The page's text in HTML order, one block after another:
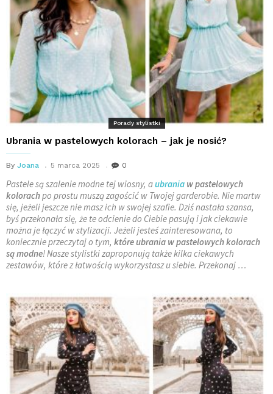
Porady stylistki
Ubrania w pastelowych kolorach – jak je nosić?
By Joana 5 marca 2025 0
Pastele są szalenie modne tej wiosny, aubrania w pastelowych
kolorachpo prostu muszą zagościć w Twojej garderobie. Nie martw
się, jeżeli jeszcze nie masz ich w swojej szafie. Dziś nastała szansa,
byś przekonała się, że te odcienie do Ciebie pasują i jak ciekawie
można je łączyć w stylizacji. Jeżeli jesteś zainteresowana, to
koniecznie przeczytaj o tym, które ubrania w pastelowych kolorach
są modne! Nasze stylistki zaproponują także kilka ciekawych
zestawów, które z łatwością wykorzystasz u siebie. Przekonaj …